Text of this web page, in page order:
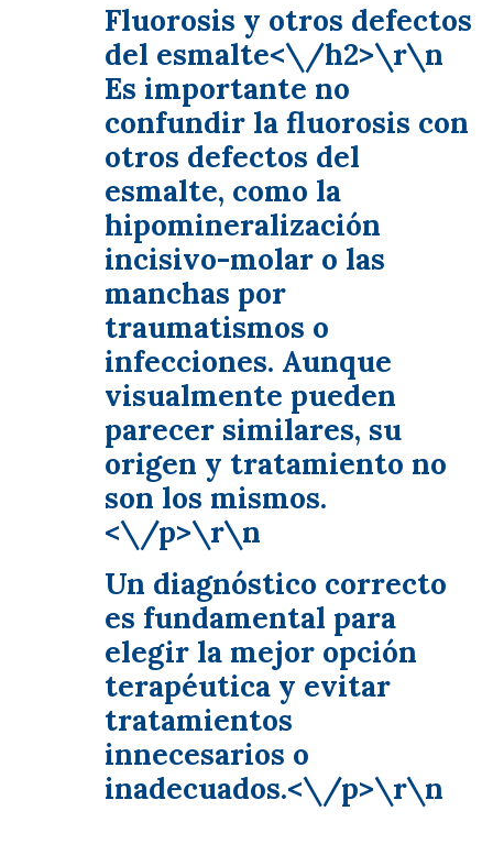
Fluorosis y otros defectos
del esmalte<\/h2>\r\n
Es importante no
confundir la fluorosis con
otros defectos del
esmalte, como la
hipomineralización
incisivo-molar o las
manchas por
traumatismos o
infecciones. Aunque
visualmente pueden
parecer similares, su
origen y tratamiento no
son los mismos.
<\/p>\r\n
Un diagnóstico correcto
es fundamental para
elegir la mejor opción
terapéutica y evitar
tratamientos
innecesarios o
inadecuados.<\/p>\r\n